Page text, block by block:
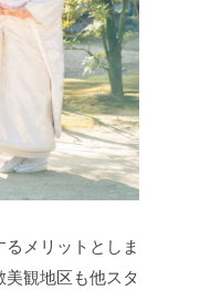
メリットとしま
美観地区も他スタ